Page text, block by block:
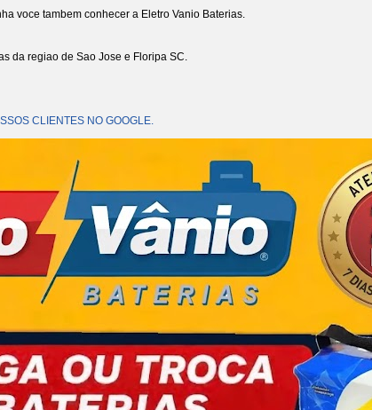
voce tambem conhecer a Eletro Vanio Baterias.
da regiao de Sao Jose e Floripa SC.
CLIENTES NO GOOGLE.